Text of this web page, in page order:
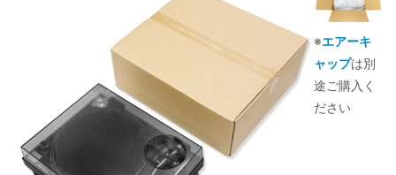
※エアーキ
ャップは別
途ご購入く
ださい